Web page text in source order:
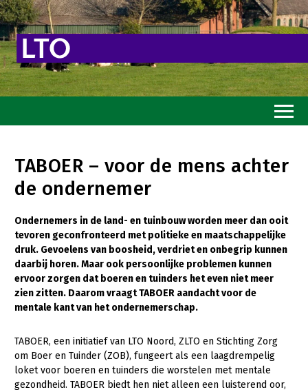
Toekomstvisie
Mooi groen
Sterk ondernemerschap
Transitiepaden
Thema’s
Gezonde dieren
Natuur, klimaat en energie
TABOER – voor de mens achter
de ondernemer
Ondernemers in de land- en tuinbouw worden meer dan ooit
tevoren geconfronteerd met politieke en maatschappelijke
druk. Gevoelens van boosheid, verdriet en onbegrip kunnen
daarbij horen. Maar ook persoonlijke problemen kunnen
ervoor zorgen dat boeren en tuinders het even niet meer
zien zitten. Daarom vraagt TABOER aandacht voor de
mentale kant van het ondernemerschap.
TABOER, een initiatief van LTO Noord, ZLTO en Stichting Zorg
om Boer en Tuinder (ZOB), fungeert als een laagdrempelig
loket voor boeren en tuinders die worstelen met mentale
gezondheid. TABOER biedt hen niet alleen een luisterend oor,